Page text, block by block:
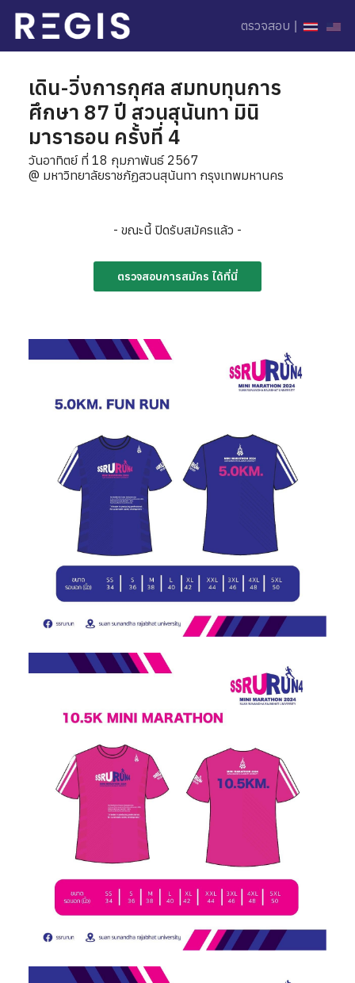
ตรวจสอบ
เดิน-วิ่งการกุศล สมทบทุนการ
ศึกษา 87 ปี สวนสุนันทา มินิ
มาราธอน ครั้งที่ 4
วันอาทิตย์ ที่ 18 กุมภาพันธ์ 2567
@ มหาวิทยาลัยราชภัฏสวนสุนันทา กรุงเทพมหานคร
- ขณะนี้ ปิดรับสมัครแล้ว -
ตรวจสอบการสมัคร ได้ที่นี่